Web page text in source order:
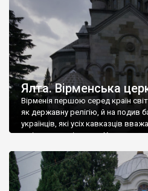
Ялта. Вірменська
Вірменія першою серед країн
як державну релігію, й на подив
українців, які усіх кавказців
є відданими вірянами Христа